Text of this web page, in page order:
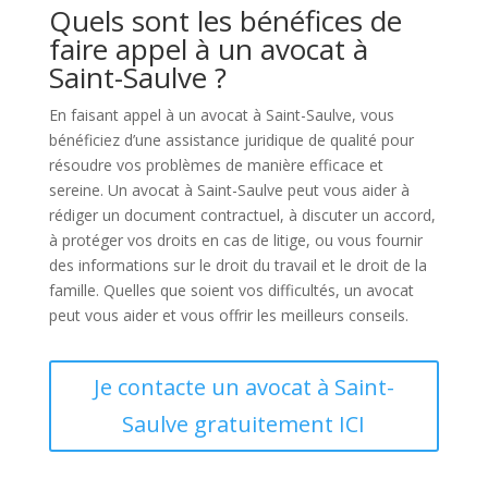
Quels sont les bénéfices de
faire appel à un avocat à
Saint-Saulve ?
En faisant appel à un avocat à Saint-Saulve, vous
bénéficiez d’une assistance juridique de qualité pour
résoudre vos problèmes de manière efficace et
sereine. Un avocat à Saint-Saulve peut vous aider à
rédiger un document contractuel, à discuter un accord,
à protéger vos droits en cas de litige, ou vous fournir
des informations sur le droit du travail et le droit de la
famille. Quelles que soient vos difficultés, un avocat
peut vous aider et vous offrir les meilleurs conseils.
Je contacte un avocat à Saint-
Saulve gratuitement ICI